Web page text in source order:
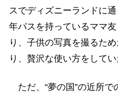
スでディズニーランドに
年パスを持っているママ
り、子供の写真を撮るた
り、贅沢な使い方をして
ただ、“夢の国”の近所で